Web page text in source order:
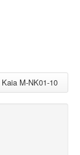
Kaia M-NK01-10